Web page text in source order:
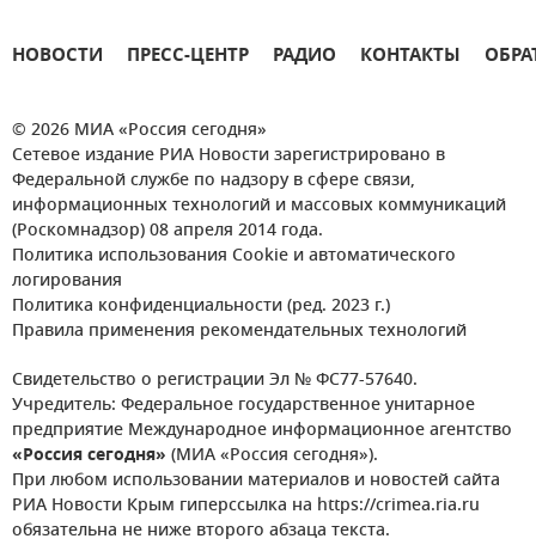
НОВОСТИ ПРЕСС-ЦЕНТР РАДИО КОНТАКТЫ
© 2026 МИА «Россия сегодня»
Сетевое издание РИА Новости зарегистрировано в
Федеральной службе по надзору в сфере связи,
информационных технологий и массовых коммуникаций
(Роскомнадзор) 08 апреля 2014 года.
Политика использования Cookie и автоматического
логирования
Политика конфиденциальности (ред. 2023 г.)
Правила применения рекомендательных технологий
Свидетельство о регистрации Эл № ФС77-57640.
Учредитель: Федеральное государственное унитарное
предприятие Международное информационное агентство
«Россия сегодня» (МИА «Россия сегодня»).
При любом использовании материалов и новостей сайта
РИА Новости Крым гиперссылка на https://crimea.ria.ru
обязательна не ниже второго абзаца текста.